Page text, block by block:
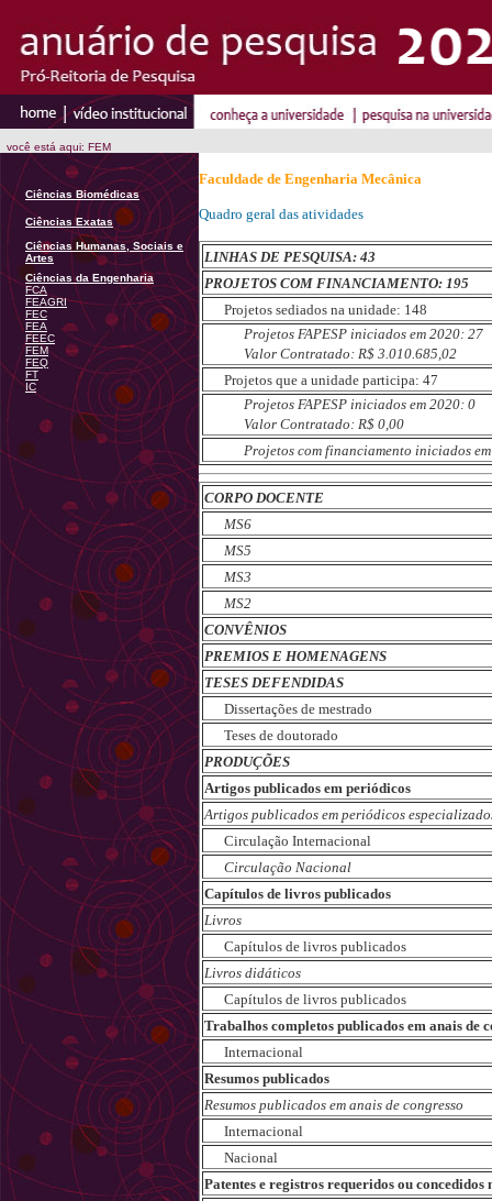
você está aqui: FEM
Ciências Biomédicas
Ciências Exatas
Ciências Humanas, Sociais e
Artes
Ciências da Engenharia
FCA
FEAGRI
FEC
FEA
FEEC
FEM
FEQ
FT
IC
Faculdade de Engenharia Mecânica
Quadro geral das atividades
LINHAS DE PESQUISA: 43
PROJETOS COM FINANCIAMENTO: 195
Projetos sediados na unidade: 148
Projetos FAPESP iniciados em 2020: 27
Valor Contratado: R$ 3.010.685,02
Projetos que a unidade participa: 47
Projetos FAPESP iniciados em 2020: 0
Valor Contratado: R$ 0,00
Projetos com financiamento iniciados em
CORPO DOCENTE
MS6
MS5
MS3
MS2
CONVÊNIOS
PREMIOS E HOMENAGENS
TESES DEFENDIDAS
Dissertações de mestrado
Teses de doutorado
PRODUÇÕES
Artigos publicados em periódicos
Artigos publicados em periódicos
Circulação Internacional
Circulação Nacional
Capítulos de livros publicados
Livros
Capítulos de livros publicados
Livros didáticos
Capítulos de livros publicados
Trabalhos completos publicados em anais de
Internacional
Resumos publicados
Resumos publicados em anais de congresso
Internacional
Nacional
Patentes e registros requeridos ou concedidos